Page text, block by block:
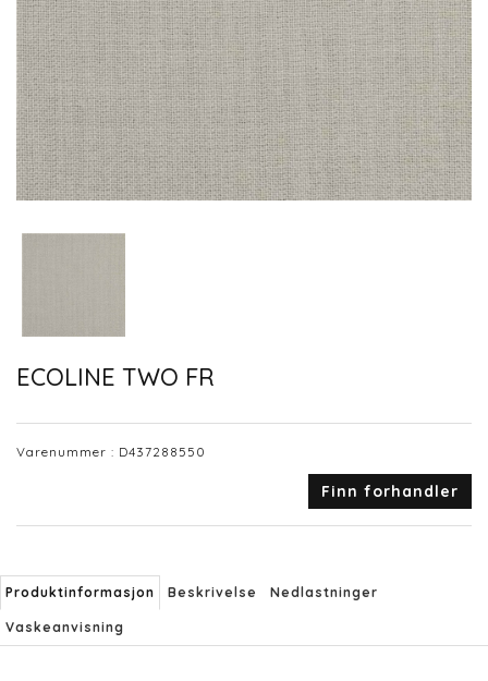
ECOLINE TWO FR
Varenummer : D437288550
Finn forhandler
Produktinformasjon Beskrivelse Nedlastninger
Vaskeanvisning